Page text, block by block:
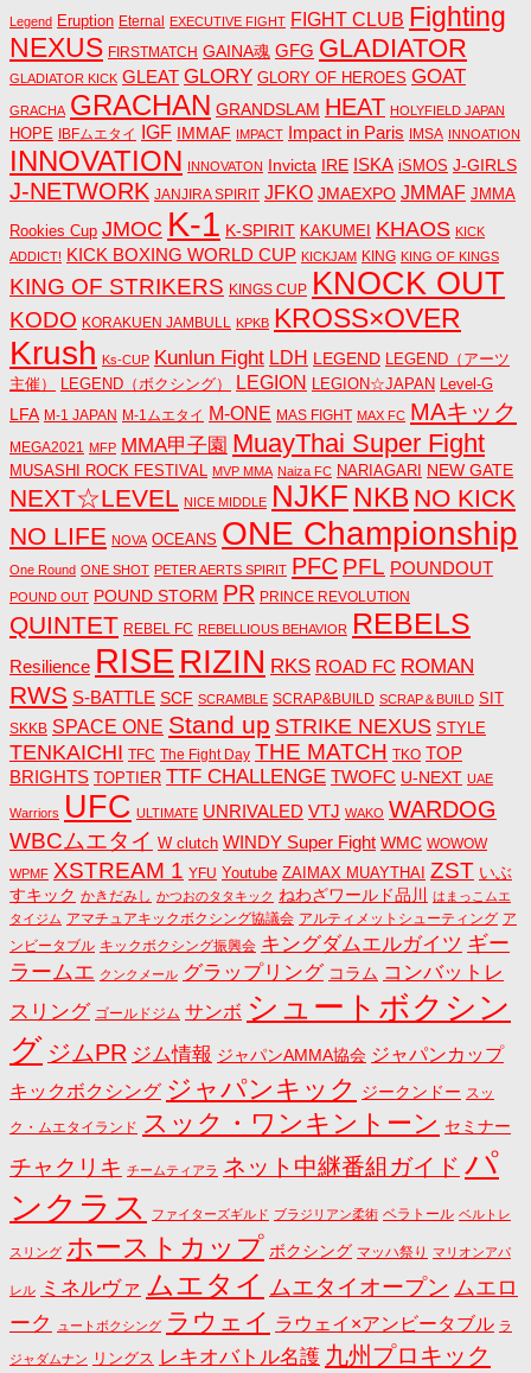
Legend Eruption Eternal EXECUTIVE FIGHT FIGHT CLUB Fighting
NEXUS FIRSTMATCH GAINA魂 GFG GLADIATOR
GLADIATOR KICK GLEAT GLORY GLORY OF HEROES GOAT
GRACHA GRACHAN GRANDSLAM HEAT HOLYFIELD JAPAN
HOPE IBFムエタイ IGF IMMAF IMPACT Impact in Paris IMSA INNOATION
INNOVATION INNOVATON Invicta IRE ISKA iSMOS J-GIRLS
J-NETWORK JANJIRA SPIRIT JFKO JMAEXPO JMMAF JMMA
Rookies Cup JMOC K-1 K-SPIRIT KAKUMEI KHAOS KICK
ADDICT! KICK BOXING WORLD CUP KICKJAM KING KING OF KINGS
KING OF STRIKERS KINGS CUP KNOCK OUT
KODO KORAKUEN JAMBULL KPKB KROSS×OVER
Krush Ks-CUP Kunlun Fight LDH LEGEND
LEGEND（アーツ
主催）
LEGEND（ボクシング） LEGION LEGION☆JAPAN Level-G
LFA M-1 JAPAN M-1ムエタイ M-ONE MAS FIGHT MAX FC MAキック
MEGA2021 MFP MMA甲子園 MuayThai Super Fight
MUSASHI ROCK FESTIVAL MVP MMA Naiza FC NARIAGARI NEW GATE
NEXT☆LEVEL NICE MIDDLE NJKF NKB NO KICK
NO LIFE NOVA OCEANS ONE Championship
One Round ONE SHOT PETER AERTS SPIRIT PFC PFL POUNDOUT
POUND OUT POUND STORM PR PRINCE REVOLUTION
QUINTET REBEL FC REBELLIOUS BEHAVIOR REBELS
Resilience RISE RIZIN RKS ROAD FC ROMAN
RWS S-BATTLE SCF SCRAMBLE SCRAP&BUILD SCRAP＆BUILD SIT
SKKB SPACE ONE Stand up STRIKE NEXUS STYLE
TENKAICHI TFC The Fight Day THE MATCH TKO TOP
BRIGHTS TOPTIER TTF CHALLENGE TWOFC U-NEXT UAE
Warriors UFC ULTIMATE UNRIVALED VTJ WAKO WARDOG
WBCムエタイ W clutch WINDY Super Fight WMC WOWOW
WPMF XSTREAM 1 YFU Youtube ZAIMAX MUAYTHAI ZST いぶ
すキック かきだみし かつおのタタキック ねわざワールド品川
はまっこムエ
タイジム アマチュアキックボクシング協議会 アルティメットシューティング ア
ンビータブル キックボクシング振興会 キングダムエルガイツ ギー
ラームエ クンクメール グラップリング コラム コンバットレ
スリング ゴールドジム サンボ シュートボクシン
グ ジムPR ジム情報 ジャパンAMMA協会 ジャパンカップ
キックボクシング ジャパンキック ジークンドー スッ
ク・ムエタイランド スック・ワンキントーン セミナー
チャクリキ チームティアラ ネット中継番組ガイド パ
ンクラス
ファイターズギルド ブラジリアン柔術 ベラトール ベルトレ
スリング ホーストカップ ボクシング マッハ祭り マリオンアパ
レル ミネルヴァ ムエタイ ムエタイオープン ムエロ
ーク
ュートボクシング ラウェイ ラウェイ×アンビータブル ラ
ジャダムナン リングス レキオバトル名護 九州プロキック